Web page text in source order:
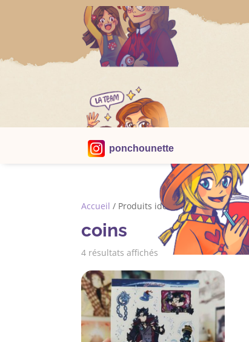
ponchounette
Accueil / Produits identifiés “coins”
coins
4 résultats affichés Trié
plus
récent
au
plus
ancien